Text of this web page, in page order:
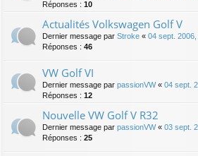
Réponses : 10
Actualités Volkswagen Golf V
Dernier message par Stroke « 04 sept. 2006,
Réponses : 46
VW Golf VI
Dernier message par passionVW« 04 sept.
Réponses : 12
Nouvelle VW Golf V R32
Dernier message par passionVW« 03 sept.
Réponses : 25